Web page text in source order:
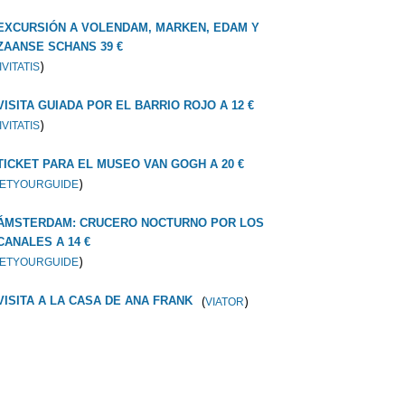
A VOLENDAM, MARKEN, EDAM Y
SCHANS 39 €
)
GUIADA POR EL BARRIO ROJO A 12 €
)
PARA EL MUSEO VAN GOGH A 20 €
)
CRUCERO NOCTURNO POR LOS
A 14 €
)
A LA CASA DE ANA FRANK (VIATOR)